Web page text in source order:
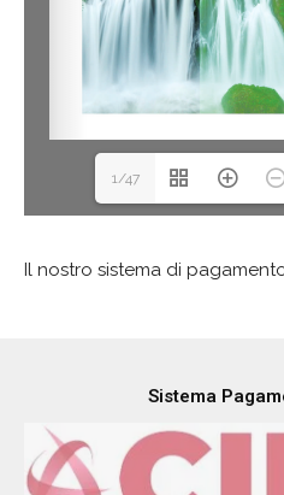
1/47
Il nostro sistema di
Sistema